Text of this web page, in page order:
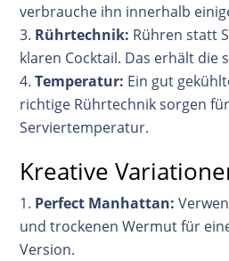
verbrauche ihn innerhalb
Rührtechnik: Rühren statt
klaren Cocktail. Das erhält die
Temperatur: Ein gut
richtige Rührtechnik sorgen
Serviertemperatur.
Kreative
Perfect Manhattan:
und trockenen Wermut für
Version.